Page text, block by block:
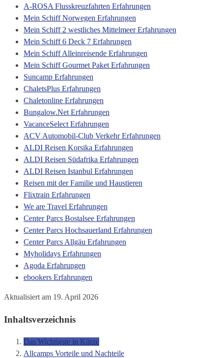
A-ROSA Flusskreuzfahrten Erfahrungen
Mein Schiff Norwegen Erfahrungen
Mein Schiff 2 westliches Mittelmeer Erfahrungen
Mein Schiff 6 Deck 7 Erfahrungen
Mein Schiff Alleinreisende Erfahrungen
Mein Schiff Gourmet Paket Erfahrungen
Suncamp Erfahrungen
ChaletsPlus Erfahrungen
Chaletonline Erfahrungen
Bungalow.Net Erfahrungen
VacanceSelect Erfahrungen
ACV Automobil-Club Verkehr Erfahrungen
ALDI Reisen Korsika Erfahrungen
ALDI Reisen Südafrika Erfahrungen
ALDI Reisen Istanbul Erfahrungen
Reisen mit der Familie und Haustieren
Flixtrain Erfahrungen
We are Travel Erfahrungen
Center Parcs Bostalsee Erfahrungen
Center Parcs Hochsauerland Erfahrungen
Center Parcs Allgäu Erfahrungen
Myholidays Erfahrungen
Agoda Erfahrungen
ebookers Erfahrungen
Aktualisiert am 19. April 2026
Inhaltsverzeichnis
Das Wichtigste in Kürze
Allcamps Vorteile und Nachteile